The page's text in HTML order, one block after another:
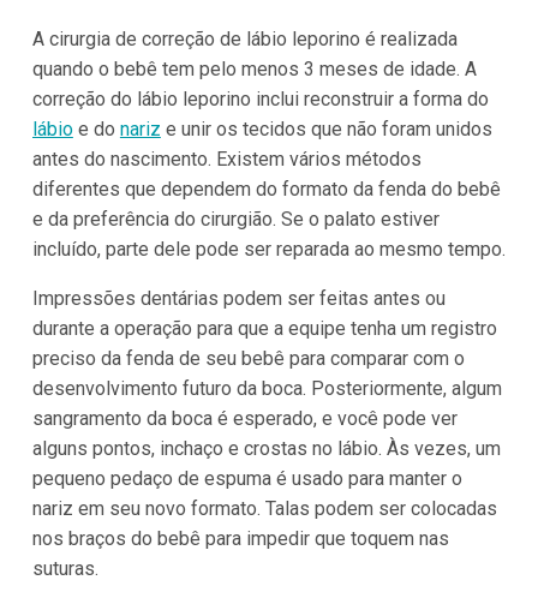
A cirurgia de correção de lábio leporino é realizada
quando o bebê tem pelo menos 3 meses de idade. A
correção do lábio leporino inclui reconstruir a forma do
lábioe do nariz e unir os tecidos que não foram unidos
antes do nascimento. Existem vários métodos
diferentes que dependem do formato da fenda do bebê
e da preferência do cirurgião. Se o palato estiver
incluído, parte dele pode ser reparada ao mesmo tempo.
Impressões dentárias podem ser feitas antes ou
durante a operação para que a equipe tenha um registro
preciso da fenda de seu bebê para comparar com o
desenvolvimento futuro da boca. Posteriormente, algum
sangramento da boca é esperado, e você pode ver
alguns pontos, inchaço e crostas no lábio. Às vezes, um
pequeno pedaço de espuma é usado para manter o
nariz em seu novo formato. Talas podem ser colocadas
nos braços do bebê para impedir que toquem nas
suturas.